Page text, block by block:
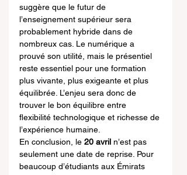
suggère que le futur de
l’enseignement supérieur sera
probablement hybride dans de
nombreux cas. Le numérique a
prouvé son utilité, mais le présentiel
reste essentiel pour une formation
plus vivante, plus exigeante et plus
équilibrée. L’enjeu sera donc de
trouver le bon équilibre entre
flexibilité technologique et richesse de
l’expérience humaine.
En conclusion, le 20 avril n’est pas
seulement une date de reprise. Pour
beaucoup d’étudiants aux Émirats